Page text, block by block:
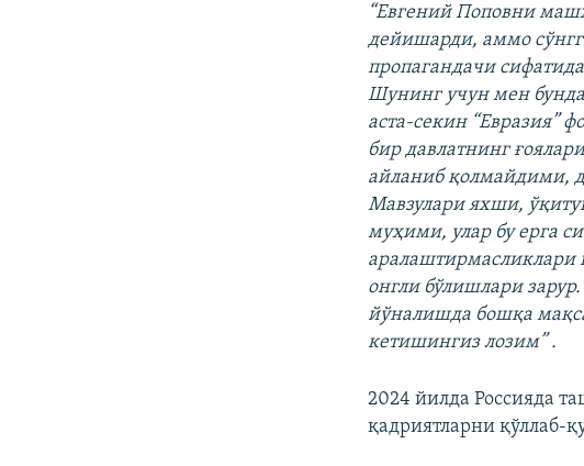
“Евгений Поповни
дейишарди, аммо
пропагандачи
Шунинг учун мен
аста-секин “Евразия”
бир давлатнинг
айланиб қолмайдими,
Мавзулари яхши,
муҳими, улар бу ерга
аралаштирмасликлари
онгли бўлишлари
йўналишда бошқа
кетишингиз лозим” .
2024 йилда Россияда
қадриятларни қўллаб-